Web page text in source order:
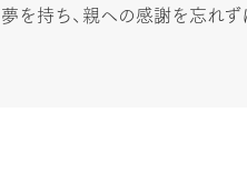
持ち、親への感謝を忘れ